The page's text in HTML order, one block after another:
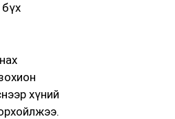
хүний